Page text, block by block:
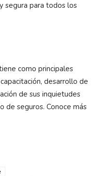
segura para todos los
como principales
desarrollo de
de sus inquietudes
de seguros. Conoce más